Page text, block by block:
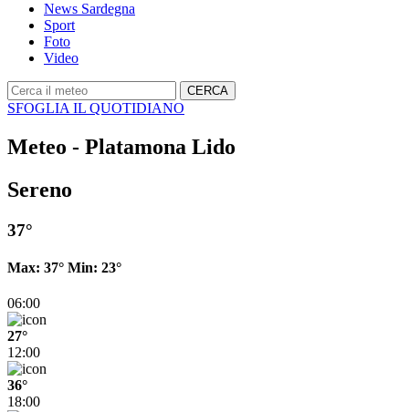
News Sardegna
Sport
Foto
Video
SFOGLIA IL QUOTIDIANO
Meteo - Platamona Lido
Sereno
37°
Max: 37° Min: 23°
06:00
27°
12:00
36°
18:00